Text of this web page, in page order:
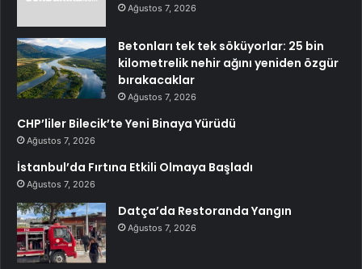
Ağustos 7, 2026
Betonları tek tek söküyorlar: 25 bin
kilometrelik nehir ağını yeniden özgür
bırakacaklar
Ağustos 7, 2026
CHP’liler Bilecik’te Yeni Binaya Yürüdü
Ağustos 7, 2026
İstanbul’da Fırtına Etkili Olmaya Başladı
Ağustos 7, 2026
Datça’da Restoranda Yangın
Ağustos 7, 2026